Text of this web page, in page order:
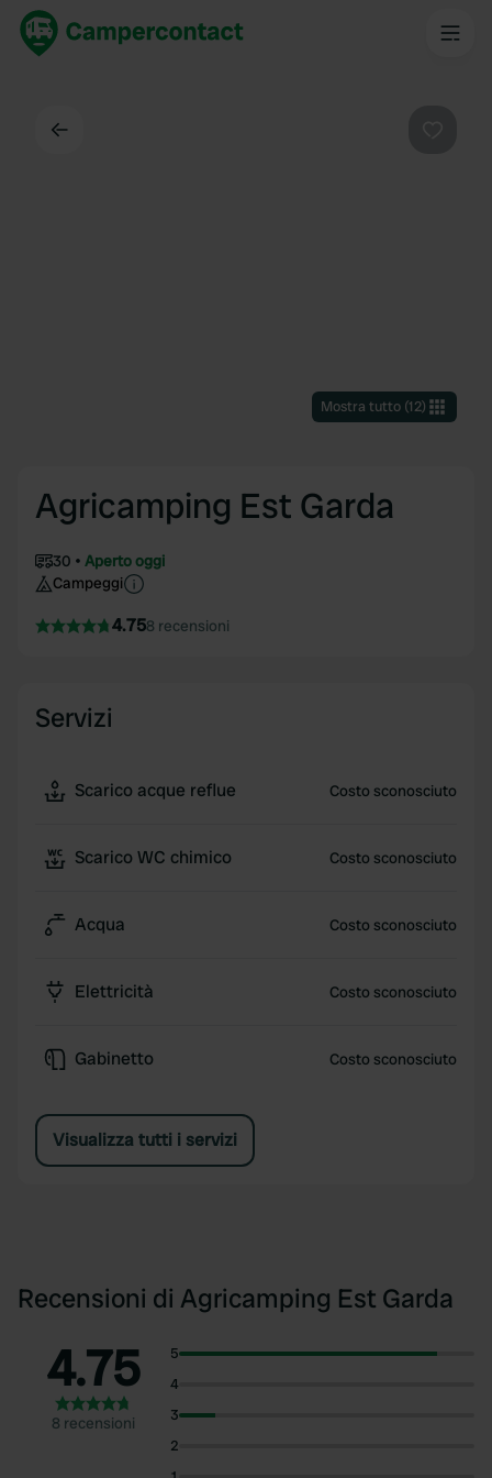
Mostra tutto(12)
Agricamping Est Garda
30
Aperto oggi
Campeggi
4.758 recensioni
Servizi
Scarico acque reflue Costo sconosciuto
Scarico WC chimico Costo sconosciuto
Acqua Costo sconosciuto
Elettricità Costo sconosciuto
Gabinetto Costo sconosciuto
Visualizza tutti i servizi
Recensioni di Agricamping Est Garda
4.75
8 recensioni
5
4
3
2